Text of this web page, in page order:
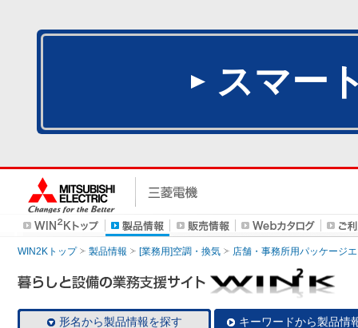
スマー
WIN2Kトップ 製品情報 [業務用]空調・換気 店舗・事務所用パッケージ
形名から製品情報を探す キーワードから製品情